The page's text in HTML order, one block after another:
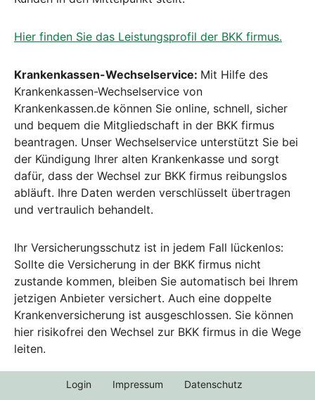
Hier finden Sie das Leistungsprofil der BKK firmus.
Krankenkassen-Wechselservice: Mit Hilfe des
Krankenkassen-Wechselservice von
Krankenkassen.de können Sie online, schnell, sicher
und bequem die Mitgliedschaft in der BKK firmus
beantragen. Unser Wechselservice unterstützt Sie bei
der Kündigung Ihrer alten Krankenkasse und sorgt
dafür, dass der Wechsel zur BKK firmus reibungslos
abläuft. Ihre Daten werden verschlüsselt übertragen
und vertraulich behandelt.
Ihr Versicherungsschutz ist in jedem Fall lückenlos:
Sollte die Versicherung in der BKK firmus nicht
zustande kommen, bleiben Sie automatisch bei Ihrem
jetzigen Anbieter versichert. Auch eine doppelte
Krankenversicherung ist ausgeschlossen. Sie können
hier risikofrei den Wechsel zur BKK firmus in die Wege
leiten.
Login Impressum Datenschutz